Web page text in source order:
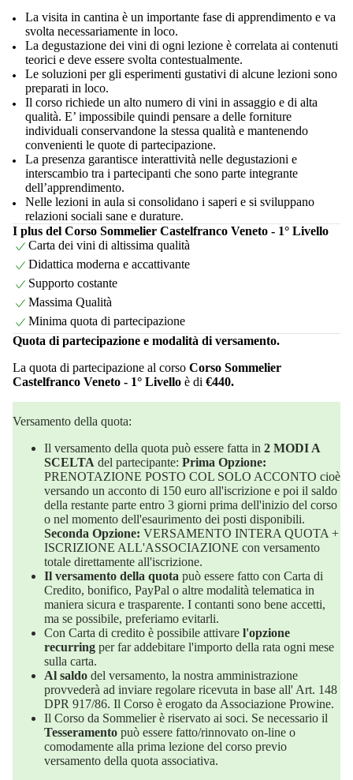
La visita in cantina è un importante fase di apprendimento e va
svolta necessariamente in loco.
La degustazione dei vini di ogni lezione è correlata ai contenuti
teorici e deve essere svolta contestualmente.
Le soluzioni per gli esperimenti gustativi di alcune lezioni sono
preparati in loco.
Il corso richiede un alto numero di vini in assaggio e di alta
qualità. E’ impossibile quindi pensare a delle forniture
individuali conservandone la stessa qualità e mantenendo
convenienti le quote di partecipazione.
La presenza garantisce interattività nelle degustazioni e
interscambio tra i partecipanti che sono parte integrante
dell’apprendimento.
Nelle lezioni in aula si consolidano i saperi e si sviluppano
relazioni sociali sane e durature.
I plus del Corso Sommelier Castelfranco Veneto - 1° Livello
Carta dei vini di altissima qualità
Didattica moderna e accattivante
Supporto costante
Massima Qualità
Minima quota di partecipazione
Quota di partecipazione e modalità di versamento.
La quota di partecipazione al corso Corso Sommelier
Castelfranco Veneto - 1° Livello è di €440.
Versamento della quota:
Il versamento della quota può essere fatta in 2 MODI A
SCELTA del partecipante: Prima Opzione:
PRENOTAZIONE POSTO COL SOLO ACCONTO cioè
versando un acconto di 150 euro all'iscrizione e poi il saldo
della restante parte entro 3 giorni prima dell'inizio del corso
o nel momento dell'esaurimento dei posti disponibili.
Seconda Opzione: VERSAMENTO INTERA QUOTA +
ISCRIZIONE ALL'ASSOCIAZIONE con versamento
totale direttamente all'iscrizione.
Il versamento della quota può essere fatto con Carta di
Credito, bonifico, PayPal o altre modalità telematica in
maniera sicura e trasparente. I contanti sono bene accetti,
ma se possibile, preferiamo evitarli.
Con Carta di credito è possibile attivare l'opzione
recurring per far addebitare l'importo della rata ogni mese
sulla carta.
Al saldo del versamento, la nostra amministrazione
provvederà ad inviare regolare ricevuta in base all' Art. 148
DPR 917/86. Il Corso è erogato da Associazione Prowine.
Il Corso da Sommelier è riservato ai soci. Se necessario il
Tesseramento può essere fatto/rinnovato on-line o
comodamente alla prima lezione del corso previo
versamento della quota associativa.